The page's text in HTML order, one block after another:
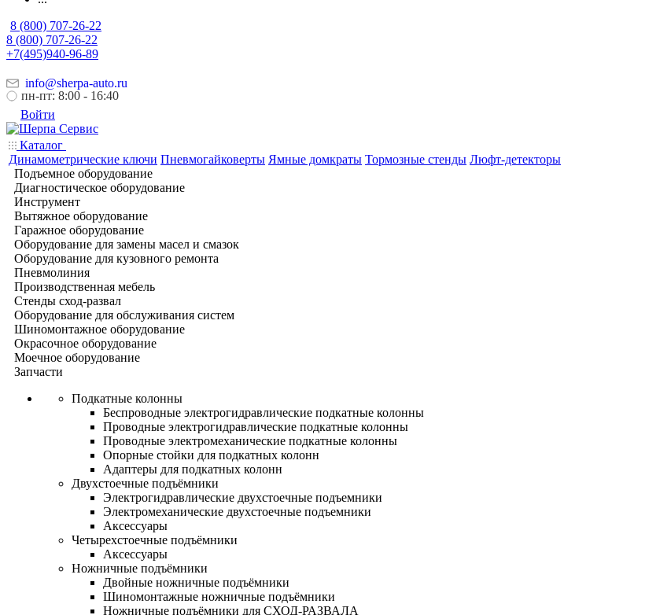
8 (800) 707-26-22
8 (800) 707-26-22
+7(495)940-96-89
info@sherpa-auto.ru
пн-пт: 8:00 - 16:40
Войти
Каталог
Динамометрические ключи Пневмогайковерты Ямные домкраты Тормозные стенды Люфт-детекторы
Подъемное оборудование
Диагностическое оборудование
Инструмент
Вытяжное оборудование
Гаражное оборудование
Оборудование для замены масел и смазок
Оборудование для кузовного ремонта
Пневмолиния
Производственная мебель
Стенды сход-развал
Оборудование для обслуживания систем
Шиномонтажное оборудование
Окрасочное оборудование
Моечное оборудование
Запчасти
Подкатные колонны
Беспроводные электрогидравлические подкатные колонны
Проводные электрогидравлические подкатные колонны
Проводные электромеханические подкатные колонны
Опорные стойки для подкатных колонн
Адаптеры для подкатных колонн
Двухстоечные подъёмники
Электрогидравлические двухстоечные подъемники
Электромеханические двухстоечные подъемники
Аксессуары
Четырехстоечные подъёмники
Аксессуары
Ножничные подъёмники
Двойные ножничные подъёмники
Шиномонтажные ножничные подъёмники
Ножничные подъёмники для СХОД-РАЗВАЛА